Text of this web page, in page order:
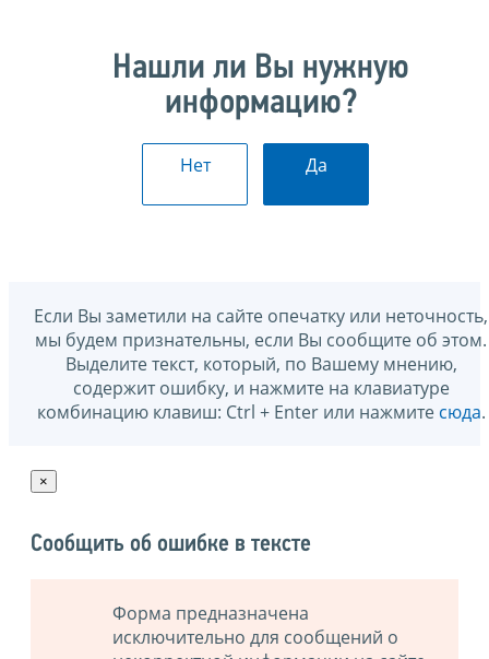
Нашли ли Вы нужную
информацию?
Нет Да
Если Вы заметили на сайте опечатку или неточность,
мы будем признательны, если Вы сообщите об этом.
Выделите текст, который, по Вашему мнению,
содержит ошибку, и нажмите на клавиатуре
комбинацию клавиш: Ctrl + Enter или нажмите сюда.
×
Сообщить об ошибке в тексте
Форма предназначена
исключительно для сообщений о